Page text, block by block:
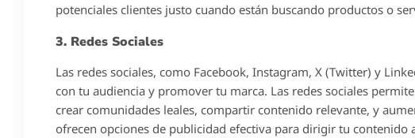
potenciales clientes justo cuando están buscando productos o
3. Redes Sociales
Las redes sociales, como Facebook, Instagram, X (Twitter) y
con tu audiencia y promover tu marca. Las redes sociales
crear comunidades leales, compartir contenido relevante, y
ofrecen opciones de publicidad efectiva para dirigir tu contenido